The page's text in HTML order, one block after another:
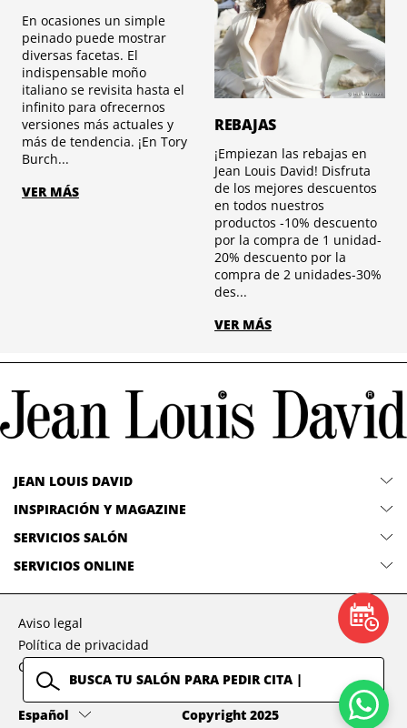
En ocasiones un simple
peinado puede mostrar
diversas facetas. El
indispensable moño
italiano se revisita hasta el
infinito para ofrecernos
versiones más actuales y
más de tendencia. ¡En Tory
Burch...
VER MÁS
REBAJAS
¡Empiezan las rebajas en
Jean Louis David! Disfruta
de los mejores descuentos
en todos nuestros
productos -10% descuento
por la compra de 1 unidad-
20% descuento por la
compra de 2 unidades-30%
des...
VER MÁS
JEAN LOUIS DAVID
INSPIRACIÓN Y MAGAZINE
SERVICIOS SALÓN
SERVICIOS ONLINE
Aviso legal
Política de privacidad
Condiciones generales
Idioma
Español
Copyright 2025